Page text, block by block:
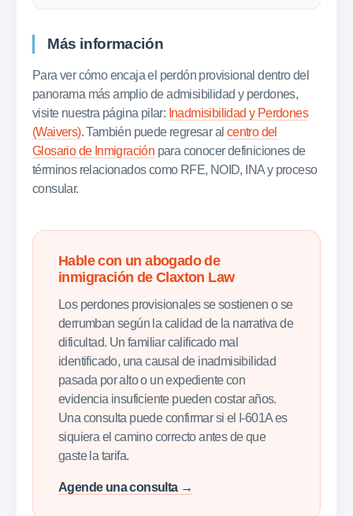
Más información
Para ver cómo encaja el perdón provisional dentro del
panorama más amplio de admisibilidad y perdones,
visite nuestra página pilar: Inadmisibilidad y Perdones
(Waivers). También puede regresar al centro del
Glosario de Inmigración para conocer definiciones de
términos relacionados como RFE, NOID, INA y proceso
consular.
Hable con un abogado de
inmigración de Claxton Law
Los perdones provisionales se sostienen o se
derrumban según la calidad de la narrativa de
dificultad. Un familiar calificado mal
identificado, una causal de inadmisibilidad
pasada por alto o un expediente con
evidencia insuficiente pueden costar años.
Una consulta puede confirmar si el I-601A es
siquiera el camino correcto antes de que
gaste la tarifa.
Agende una consulta →